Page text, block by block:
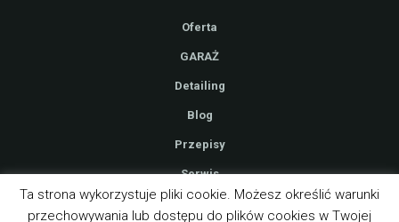
Oferta
GARAŻ
Detailing
Blog
Przepisy
Serwis
Kontakt
Ta strona wykorzystuje pliki cookie. Możesz określić warunki
przechowywania lub dostępu do plików cookies w Twojej